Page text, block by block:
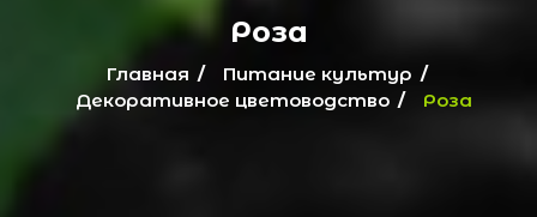
Роза
Главная
Питание культур
Декоративное цветоводство
Роза